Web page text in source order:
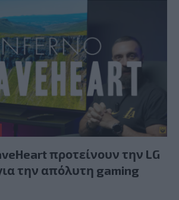
προτείνουν την LG
την απόλυτη gaming